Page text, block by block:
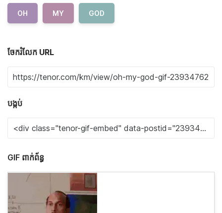
OH MY GOD
ចែករំលែក URL
បង្កប់
GIF ពាក់ព័ន្ធ